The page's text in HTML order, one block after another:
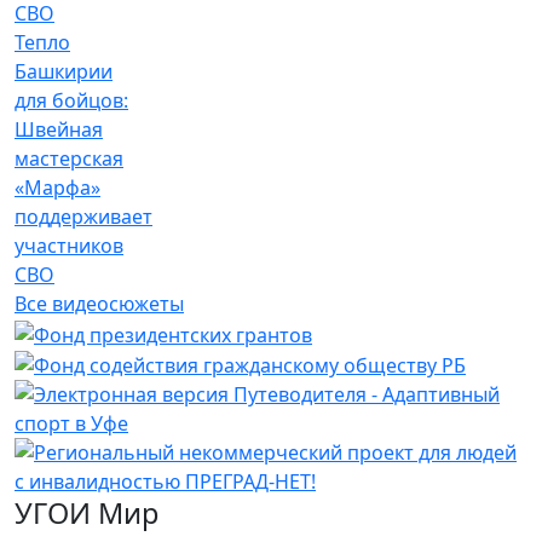
Тепло
Башкирии
для бойцов:
Швейная
мастерская
«Марфа»
поддерживает
участников
СВО
Все видеосюжеты
УГОИ Мир